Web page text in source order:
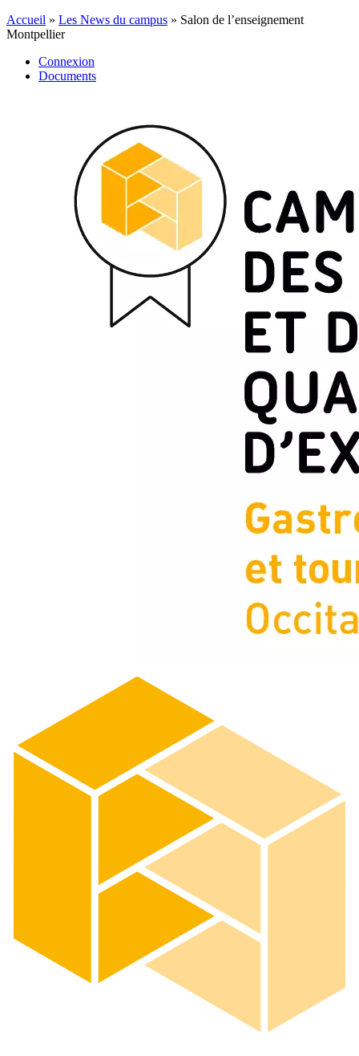
Accueil » Les News du campus » Salon de l’enseignement
Montpellier
Connexion
Documents